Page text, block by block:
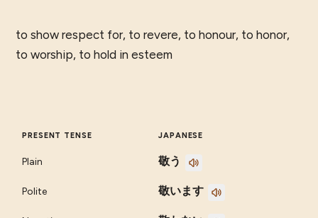
to show respect for, to revere, to honour, to honor,
to worship, to hold in esteem
PRESENT TENSE JAPANESE
Plain 敬う
Polite 敬います